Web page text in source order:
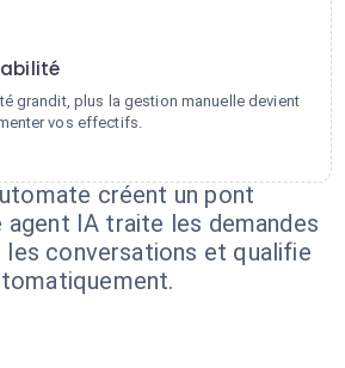
grandit, plus la gestion manuelle devient
vos effectifs.
créent un pont
IA traite les demandes
les conversations et qualifie